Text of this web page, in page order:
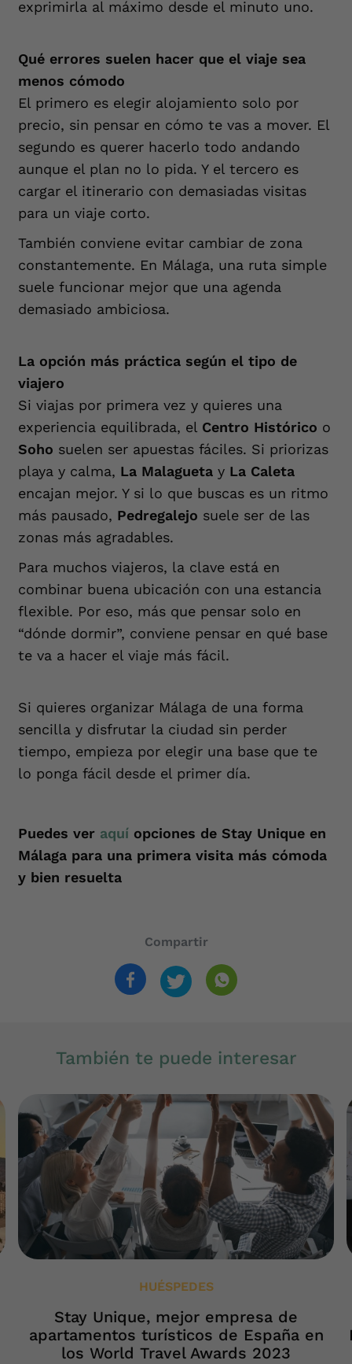
exprimirla al máximo desde el minuto uno.
Qué errores suelen hacer que el viaje sea
menos cómodo
El primero es elegir alojamiento solo por
precio, sin pensar en cómo te vas a mover. El
segundo es querer hacerlo todo andando
aunque el plan no lo pida. Y el tercero es
cargar el itinerario con demasiadas visitas
para un viaje corto.
También conviene evitar cambiar de zona
constantemente. En Málaga, una ruta simple
suele funcionar mejor que una agenda
demasiado ambiciosa.
La opción más práctica según el tipo de
viajero
Si viajas por primera vez y quieres una
experiencia equilibrada, el Centro Histórico o
Soho suelen ser apuestas fáciles. Si priorizas
playa y calma, La Malagueta y La Caleta
encajan mejor. Y si lo que buscas es un ritmo
más pausado, Pedregalejo suele ser de las
zonas más agradables.
Para muchos viajeros, la clave está en
combinar buena ubicación con una estancia
flexible. Por eso, más que pensar solo en
“dónde dormir”, conviene pensar en qué base
te va a hacer el viaje más fácil.
Si quieres organizar Málaga de una forma
sencilla y disfrutar la ciudad sin perder
tiempo, empieza por elegir una base que te
lo ponga fácil desde el primer día.
Puedes ver aquí opciones de Stay Unique en
Málaga para una primera visita más cómoda
y bien resuelta
Compartir
También te puede interesar
HUÉSPEDES
Stay Unique, mejor empresa de
apartamentos turísticos de España en
los World Travel Awards 2023